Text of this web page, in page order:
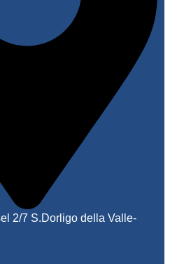
2/7 S.Dorligo della Valle-